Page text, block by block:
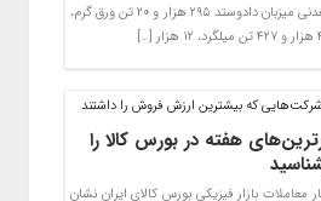
معدنی میزبان دادوستد ۲۹۵ هزار و ۲۰ تن ورق گرم،
[…]
شرکت‌هایی که بیشترین ارزش فروش را داشتند
هفته در بورس کالا را
معاملات بازار فیزیکی بورس کالای ایران نشان